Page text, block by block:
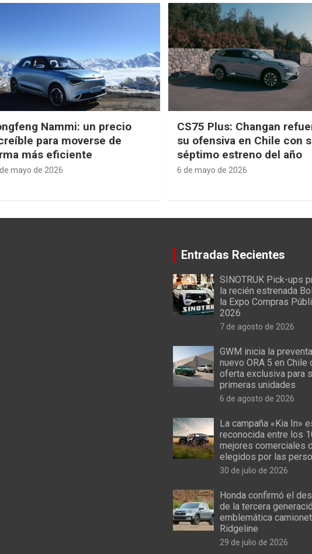
Nammi: un precio
para moverse de
más eficiente
mayo de 2026
CS75 Plus: Changan
su ofensiva en Chile con
séptimo estreno del año
6 de mayo de 2026
Entradas Recientes
SINOTRUK Pick-ups
la recién estrenada
la Expo Compras
2026
7 de agosto de 2026
GWM inicia la
nuevo ORA 5 en Chile
oferta exclusiva para
primeras unidades
6 de agosto de 2026
La campaña «Kia In»
reconocida entre los
mejores comerciales
elegidos por las
30 de julio de 2026
Honda confirmó el
de la tercera
emblemática
Ridgeline
29 de julio de 2026